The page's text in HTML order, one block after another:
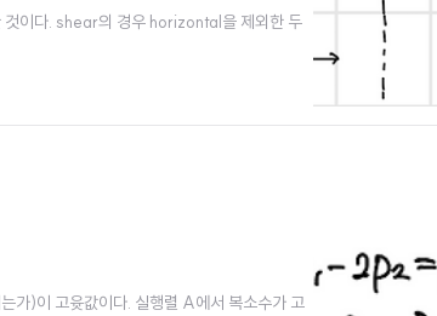
이다. shear의 경우 horizontal을 제외한 두
가)이 고윳값이다. 실행렬 A에서 복소수가 고